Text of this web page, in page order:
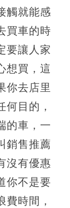
觸就能感
買車的時
要讓人家
想買，這
你去店里
何目的，
的車，一
銷售推薦
沒有優惠
你不是要
費時間，